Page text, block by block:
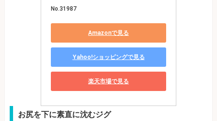
No.31987
Amazonで見る
Yahoo!ショッピングで見る
楽天市場で見る
お尻を下に素直に沈むジグ